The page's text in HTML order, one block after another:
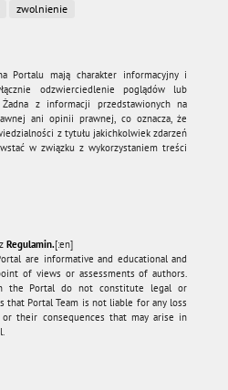
zwolnienie
Portalu mają charakter informacyjny i
odzwierciedlenie poglądów lub
z informacji przedstawionych na
ani opinii prawnej, co oznacza, że
z tytułu jakichkolwiek zdarzeń
w związku z wykorzystaniem treści
Regulamin.[:en]
are informative and educational and
of views or assessments of authors.
the Portal do not constitute legal or
that Portal Team is not liable for any loss
their consequences that may arise in